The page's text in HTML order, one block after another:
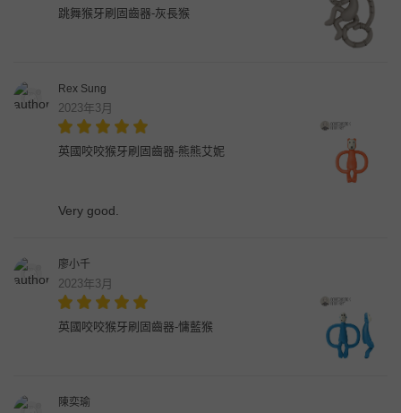
跳舞猴牙刷固齒器-灰長猴
Rex Sung
2023年3月
英國咬咬猴牙刷固齒器-熊熊艾妮
Very good.
廖小千
2023年3月
英國咬咬猴牙刷固齒器-慵藍猴
陳奕瑜